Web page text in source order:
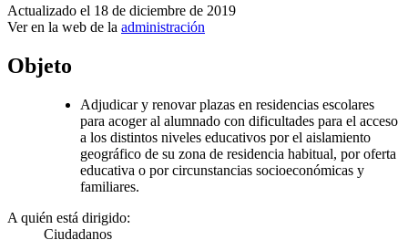
Actualizado el 18 de diciembre de 2019
Ver en la web de la administración
Objeto
Adjudicar y renovar plazas en residencias escolares
para acoger al alumnado con dificultades para el acceso
a los distintos niveles educativos por el aislamiento
geográfico de su zona de residencia habitual, por oferta
educativa o por circunstancias socioeconómicas y
familiares.
A quién está dirigido:
Ciudadanos